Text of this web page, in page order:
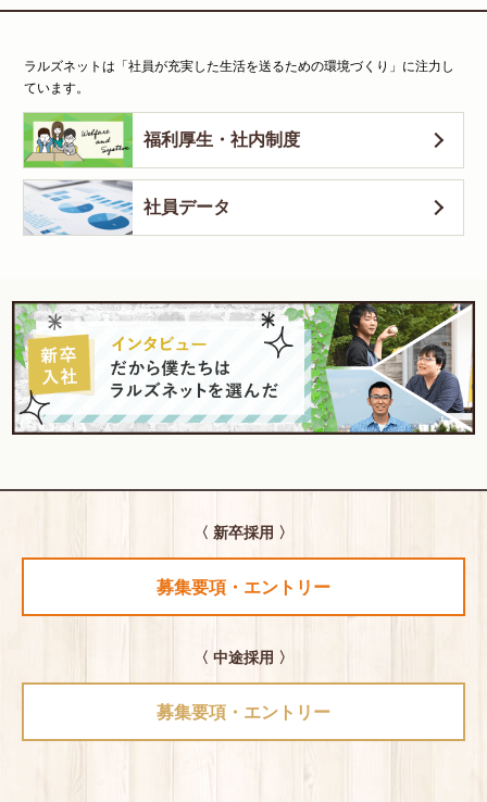
ラルズネットは「社員が充実した生活を送るための環境づくり」に注力し
ています。
福利厚生・社内制度
社員データ
〈 新卒採用 〉
募集要項・エントリー
〈 中途採用 〉
募集要項・エントリー